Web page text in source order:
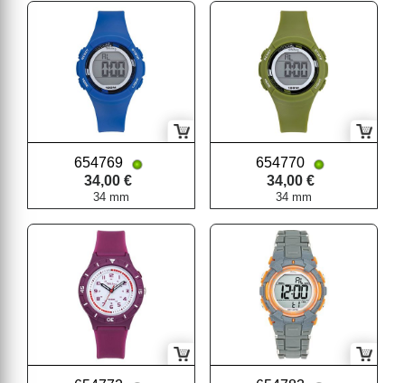
654769
34,00 €
34 mm
654770
34,00 €
34 mm